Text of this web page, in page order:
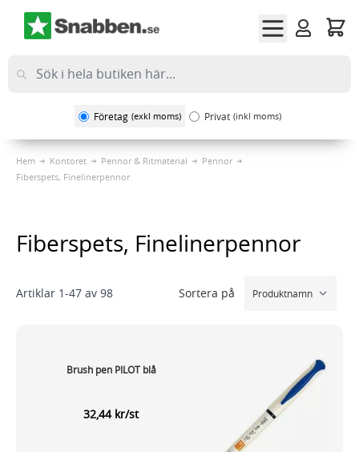
Företag (exkl moms) Privat (inkl moms)
Hem Kontoret Pennor & Ritmaterial
Pennor
Fiberspets, Finelinerpennor
Fiberspets, Finelinerpennor
Artiklar 1-47 av 98 Sortera på
Brush pen PILOT blå
32,44 kr/st